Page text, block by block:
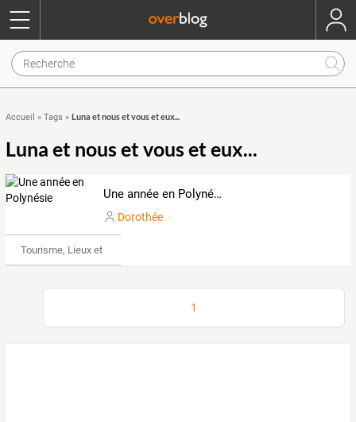
Accueil » Tags » Luna et nous et vous et eux...
Luna et nous et vous et eux...
Une année en Polynésie
Dorothée
Tourisme, Lieux et Événements
1